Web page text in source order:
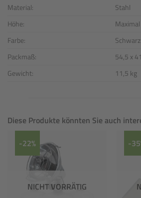
Material:
Stahl
Höhe:
Farbe:
Schwarz
Packmaß:
54,5 x
Gewicht:
11,5 kg
Diese Produkte könnten Sie auch
-22%
NICHT VORRÄTIG
-